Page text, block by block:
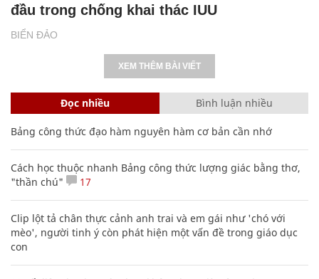
BIỂN ĐẢO
đầu trong chống khai thác IUU
XEM THÊM BÀI VIẾT
Đọc nhiều Bình luận nhiều
Bảng công thức đạo hàm nguyên hàm cơ bản cần nhớ
Cách học thuộc nhanh Bảng công thức lượng giác bằng thơ,
"thần chú"
17
Clip lột tả chân thực cảnh anh trai và em gái như 'chó với
mèo', người tinh ý còn phát hiện một vấn đề trong giáo dục
con